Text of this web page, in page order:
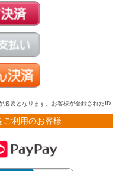
要となります。お客様が登録されたID
ご利用のお客様